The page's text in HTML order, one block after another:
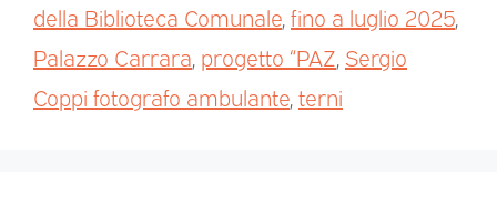
della Biblioteca Comunale,fino a luglio 2025,
Palazzo Carrara, progetto “PAZ, Sergio
Coppi fotografo ambulante,terni